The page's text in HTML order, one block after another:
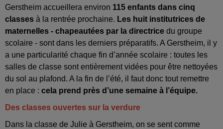
Gerstheim accueillera environ 115 enfants dans cinq
classes à la rentrée prochaine. Les huit institutrices de
maternelles - chapeautées par la directrice du groupe
scolaire - sont dans les derniers préparatifs. A Gerstheim, il y
a une particularité chaque fin d’année scolaire : toutes les
salles de classe sont entièrement vidées pour être nettoyées
du sol au plafond. A la fin de l’été, il faut donc tout remettre
en place : cela prend près d’une semaine à l’équipe.
Des classes ouvertes sur la verdure
Dans la classe de Julie à Gerstheim, on se sent comme